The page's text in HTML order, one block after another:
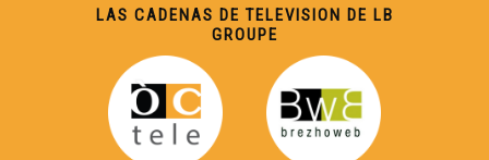
LAS CADENAS DE TELEVISION DE LB
GROUPE